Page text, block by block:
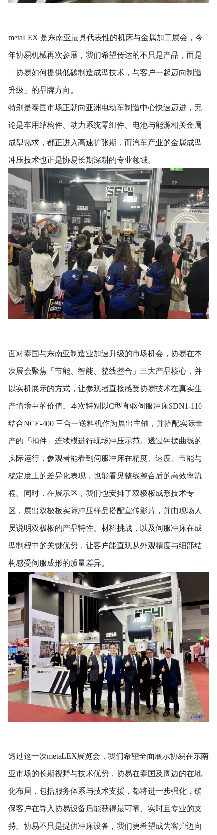
metaLEX 是东南亚最具代表性的机床与金属加工展会，今
年协易机械再次参展，我们希望传达的不只是产品，而是
「协易如何提供低碳制造成型技术，与客户一起迈向制造
升级」的品牌方向。
特别是泰国市场正朝向亚洲电动车制造中心快速迈进，无
论是车用结构件、动力系统零组件、电池与能源相关金属
成型需求，都正进入高速扩张期，而汽车产业的金属成型
冲压技术也正是协易长期深耕的专业领域。
面对泰国与东南亚制造业加速升级的市场机会，协易在本
次展会聚焦「节能、智能、整线整合」三大产品核心，并
以实机展示的方式，让参观者直接感受协易技术在真实生
产情境中的价值。本次特别以C型直驱伺服冲床SDN1-110
结合NCE-400 三合一送料机作为展出主轴，并搭配实际量
产的「扣件」连续模进行现场冲压示范。透过钟摆曲线的
实际运行，参观者能看到伺服冲床在精度、速度、节能与
稳定度上的差异化表现，也能看见整线整合后的高效率流
程。同时，在展示区，我们也安排了双极板成形技术专
区，展出双极板实际冲压样品搭配宣传影片，并由现场人
员说明双极板的产品特性、材料挑战，以及伺服冲床在成
型制程中的关键优势，让客户能直观从外观精度与细部结
构感受伺服成形的质量差异。
透过这一次metaLEX展览会，我们希望全面展示协易在东南
亚市场的长期视野与技术优势，协易在泰国及周边的在地
化布局，包括服务体系与技术支援，都将进一步强化，确
保客户在导入协易设备后能获得最可靠、实时且专业的支
持。协易不只是提供冲床设备，我们更希望成为客户迈向